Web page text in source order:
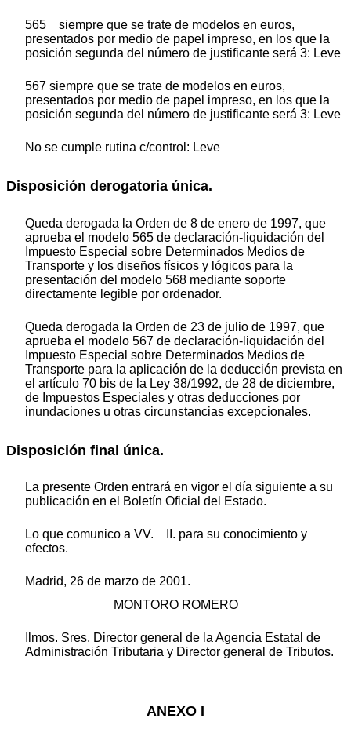
565 siempre que se trate de modelos en euros,
presentados por medio de papel impreso, en los que la
posición segunda del número de justificante será 3: Leve
567 siempre que se trate de modelos en euros,
presentados por medio de papel impreso, en los que la
posición segunda del número de justificante será 3: Leve
No se cumple rutina c/control: Leve
Disposición derogatoria única.
Queda derogada la Orden de 8 de enero de 1997, que
aprueba el modelo 565 de declaración-liquidación del
Impuesto Especial sobre Determinados Medios de
Transporte y los diseños físicos y lógicos para la
presentación del modelo 568 mediante soporte
directamente legible por ordenador.
Queda derogada la Orden de 23 de julio de 1997, que
aprueba el modelo 567 de declaración-liquidación del
Impuesto Especial sobre Determinados Medios de
Transporte para la aplicación de la deducción prevista en
el artículo 70 bis de la Ley 38/1992, de 28 de diciembre,
de Impuestos Especiales y otras deducciones por
inundaciones u otras circunstancias excepcionales.
Disposición final única.
La presente Orden entrará en vigor el día siguiente a su
publicación en el Boletín Oficial del Estado.
Lo que comunico a VV. II. para su conocimiento y
efectos.
Madrid, 26 de marzo de 2001.
MONTORO ROMERO
Ilmos. Sres. Director general de la Agencia Estatal de
Administración Tributaria y Director general de Tributos.
ANEXO I